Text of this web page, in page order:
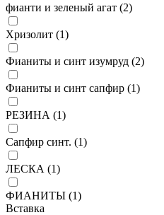
фианти и зеленый агат (2)
Хризолит (1)
Фианиты и синт изумруд (2)
Фианиты и синт сапфир (1)
РЕЗИНА (1)
Сапфир синт. (1)
ЛЕСКА (1)
ФИАНИТЫ (1)
Вставка